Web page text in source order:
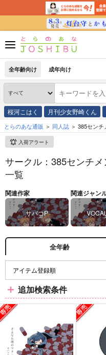
全年齢向け 成年向け
桜河こはく 月刊少女野崎くん
とらのあな通販 同人誌 385センチ
入荷アラート
サークル：385センチ
一覧
関連作家
サバコP
関連ジャン
全年齢
追加検索条件